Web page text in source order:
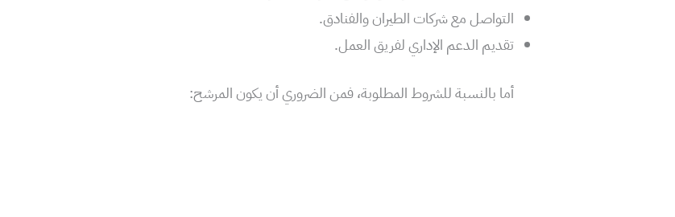
التواصل مع شركات الطيران والفنادق.
تقديم الدعم الإداري لفريق العمل.
أما بالنسبة للشروط المطلوبة، فمن الضروري أن يكون المرشح: